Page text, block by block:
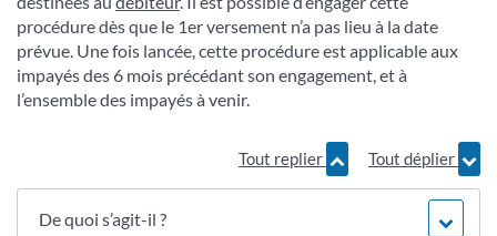
procédure dès que le 1erversement n’a pas lieu à la date
prévue. Une fois lancée, cette procédure est applicable aux
impayés des 6 mois précédant son engagement, et à
l’ensemble des impayés à venir.
Tout replier Tout déplier
De quoi s’agit-il ?